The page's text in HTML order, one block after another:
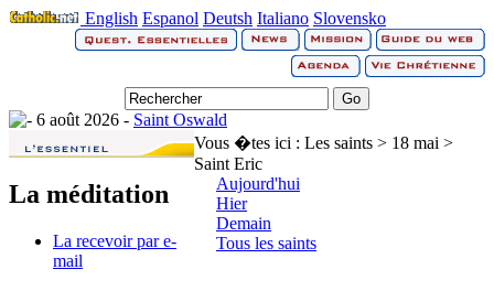
English Espanol Deutsh Italiano Slovensko
6 août 2026 - Saint Oswald
La méditation
La recevoir par e-
mail
Vous �tes ici : Les saints > 18 mai >
Saint Eric
Aujourd'hui
Hier
Demain
Tous les saints